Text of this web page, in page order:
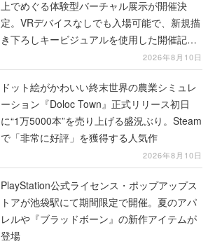
上でめぐる体験型バーチャル展示が開催決
定。VRデバイスなしでも入場可能で、新規描
き下ろしキービジュアルを使用した開催記念
2026年8月10日
ドット絵がかわいい終末世界の農業シミュレ
ーション『Doloc Town』正式リリース初日
に“1万5000本”を売り上げる盛況ぶり。Steam
で「非常に好評」を獲得する人気作
2026年8月10日
PlayStation公式ライセンス・ポップアップス
トアが池袋駅にて期間限定で開催。夏のアパ
レルや『ブラッドボーン』の新作アイテムが
登場